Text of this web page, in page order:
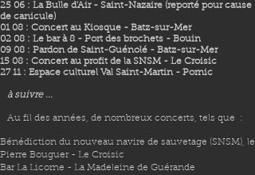
25 06 : La Bulle d'Air - Saint-Nazaire (reporté pour cause
de canicule)
01 08 : Concert au Kiosque - Batz-sur-Mer
02 08 : Le bar à 8 - Port des brochets - Bouin
09 08 : Pardon de Saint-Guénolé - Batz-sur-Mer
15 08 : Concert au profit de la SNSM - Le Croisic
27 11 : Espace culturel Val Saint-Martin - Pornic
à suivre ...
Au fil des années, de nombreux concerts, tels que :
Bénédiction du nouveau navire de sauvetage (SNSM), le
Pierre Bouguer - Le Croisic
Bar La Licorne - La Madeleine de Guérande